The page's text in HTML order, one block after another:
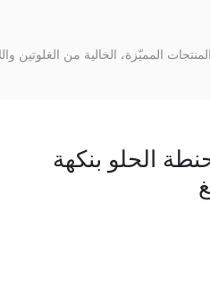
المنتجات المميّزة، الخالية من الغلوتين
الحلو بنكهة